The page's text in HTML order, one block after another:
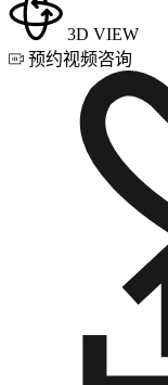
3D VIEW
预约视频咨询